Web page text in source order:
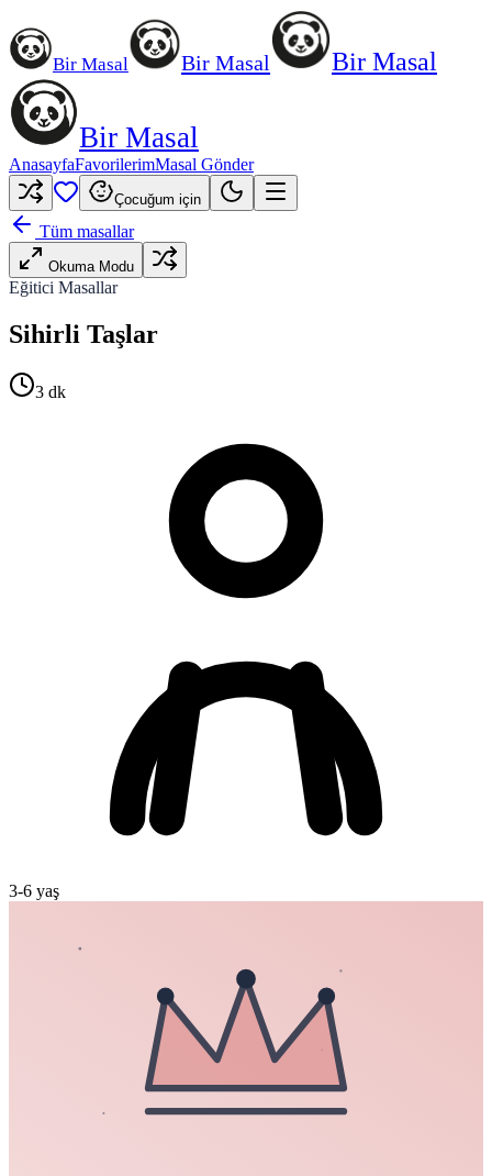
Bir Masal Bir Masal Bir Masal
Bir Masal
AnasayfaFavorilerimMasal Gönder
Çocuğum için
Tüm masallar
Okuma Modu
Eğitici Masallar
Sihirli Taşlar
3 dk
3-6 yaş